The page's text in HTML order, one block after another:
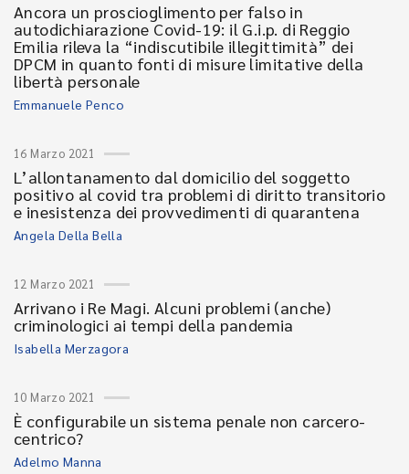
Ancora un proscioglimento per falso in
autodichiarazione Covid-19: il G.i.p. di Reggio
Emilia rileva la “indiscutibile illegittimità” dei
DPCM in quanto fonti di misure limitative della
libertà personale
Emmanuele Penco
16 Marzo 2021
L’allontanamento dal domicilio del soggetto
positivo al covid tra problemi di diritto transitorio
e inesistenza dei provvedimenti di quarantena
Angela Della Bella
12 Marzo 2021
Arrivano i Re Magi. Alcuni problemi (anche)
criminologici ai tempi della pandemia
Isabella Merzagora
10 Marzo 2021
È configurabile un sistema penale non carcero-
centrico?
Adelmo Manna